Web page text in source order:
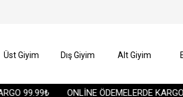
99.99₺ ONLİNE ÖDEMELERDE
Üst Giyim Dış Giyim Alt Giyim